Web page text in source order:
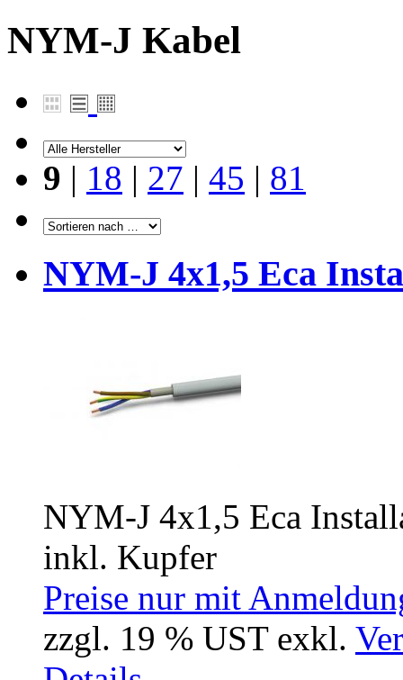
NYM-J Kabel
9 | 18 | 27 | 45 | 81
NYM-J 4x1,5 Eca
NYM-J 4x1,5 Eca
inkl. Kupfer
Preise nur mit
zzgl. 19 % UST exkl.